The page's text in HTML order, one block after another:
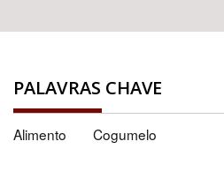
PALAVRAS CHAVE
Alimento Cogumelo